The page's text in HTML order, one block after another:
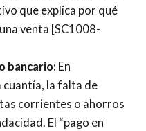
que explica por qué
venta [SC1008-
bancario: En
la falta de
corrientes o ahorros
El “pago en